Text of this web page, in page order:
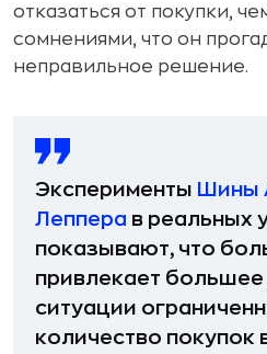
отказаться от покупки,
сомнениями, что он
неправильное решение.
Эксперименты Шины
Леппера в реальных
показывают, что
привлекает большее
ситуации
количество покупок